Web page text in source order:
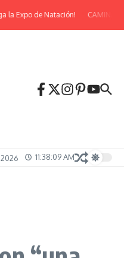
de Natación! CAMINATA
11:38:10 AM